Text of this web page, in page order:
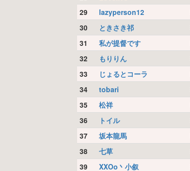
29 lazyperson12
30 ときさき祁
31 私が提督です
32 もりりん
33 じょるとコーラ
34 tobari
35 松祥
36 トイル
37 坂本龍馬
38 七草
39 XXOo丶小叙